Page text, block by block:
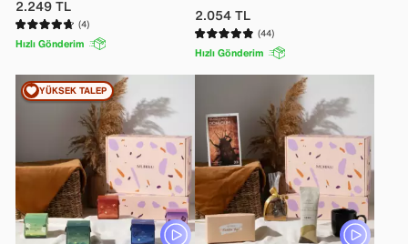
2.249TL
(4)
Hızlı Gönderim
2.054TL
(44)
Hızlı Gönderim
YÜKSEK TALEP